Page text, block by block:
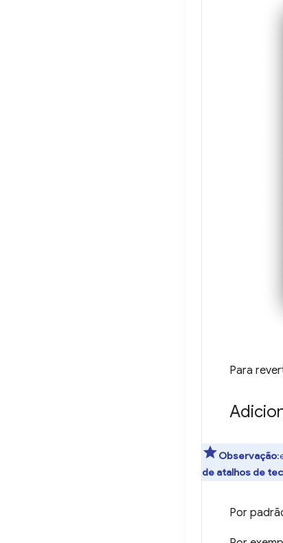
Para
Observação
de atalhos de
Por